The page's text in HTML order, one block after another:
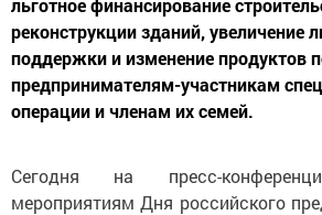
льготное финансирование
реконструкции зданий, увеличение
поддержки и изменение продуктов
предпринимателям-участникам
операции и членам их семей.
Сегодня на пресс-
мероприятиям Дня российского